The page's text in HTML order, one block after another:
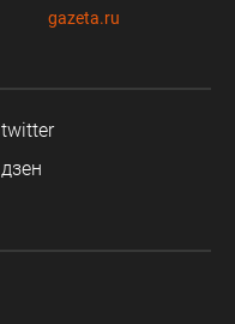
gazeta.ru
twitter
дзен